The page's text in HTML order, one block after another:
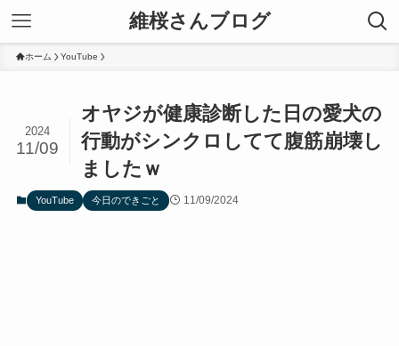
維桜さんブログ
ホーム YouTube
オヤジが健康診断した日の愛犬の
行動がシンクロしてて腹筋崩壊し
ましたｗ
2024
11/09
YouTube 今日のできごと 11/09/2024